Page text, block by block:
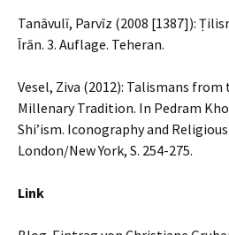
Tanāvulī, Parvīz (2008 [1387]):
Īrān. 3. Auflage. Teheran.
Vesel, Ziva (2012): Talismans
Millenary Tradition. In Pedram
Shi’ism. Iconography and
London/New York, S. 254-275.
Link